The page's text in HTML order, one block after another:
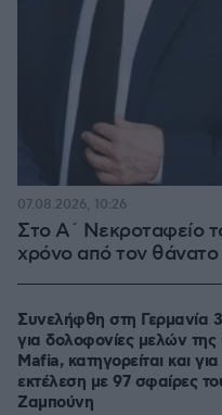
Στο Α΄ Νεκροταφείο
χρόνο από τον
07.08.2026, 10:26
Συνελήφθη στη Γερμανία
για δολοφονίες μελών της
Mafia, κατηγορείται και
εκτέλεση με 97 σφαίρες
Ζαμπούνη